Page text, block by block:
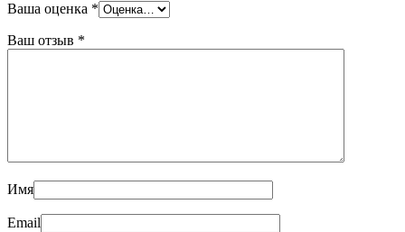
Ваша оценка *
Ваш отзыв *
Имя
Email